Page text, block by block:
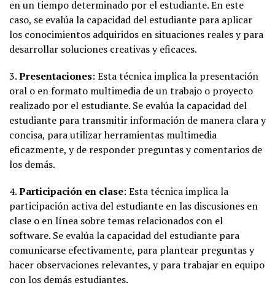
en un tiempo determinado por el estudiante. En este
caso, se evalúa la capacidad del estudiante para aplicar
los conocimientos adquiridos en situaciones reales y para
desarrollar soluciones creativas y eficaces.
3.Presentaciones: Esta técnica implica la presentación
oral o en formato multimedia de un trabajo o proyecto
realizado por el estudiante. Se evalúa la capacidad del
estudiante para transmitir información de manera clara y
concisa, para utilizar herramientas multimedia
eficazmente, y de responder preguntas y comentarios de
los demás.
4.Participación en clase: Esta técnica implica la
participación activa del estudiante en las discusiones en
clase o en línea sobre temas relacionados con el
software. Se evalúa la capacidad del estudiante para
comunicarse efectivamente, para plantear preguntas y
hacer observaciones relevantes, y para trabajar en equipo
con los demás estudiantes.